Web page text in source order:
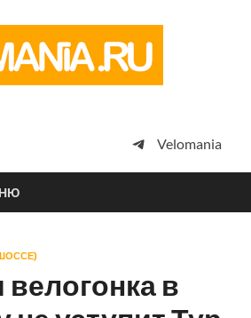
просто
Velomania
в